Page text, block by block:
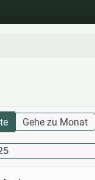
Gehe zu Monat